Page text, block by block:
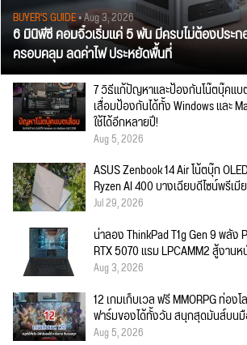
BUYER'S GUIDE• Aug 3, 2026
6 มินิพีซี คอมจิ๋วเริ่มแค่ 5 พัน มีครบไม่ต้องประก
ครอบคลุม ลดค่าไฟ ประหยัดพื้นที่
7 วิธีแก้ปัญหาและป้องกันโน๊ตบุ๊คแ
เสื่อมป้องกันได้ทั้ง Windows และ
ใช้ได้อีกหลายปี!
Aug 5, 2026
ASUS Zenbook 14 Air โน้ตบุ๊ก
Ryzen AI 400 บางเฉียบดีไซน์พรีเมี
Jul 29, 2026
น่าลอง ThinkPad T1g Gen 9 พลัง
RTX 5070 แรม LPCAMM2 สู้งาน
Aug 3, 2026
12 เกมเก็บเวล ฟรี MMORPG ท่อ
ฟาร์มของได้ทั้งวัน สนุกสุดมันส์บน
Aug 5, 2026